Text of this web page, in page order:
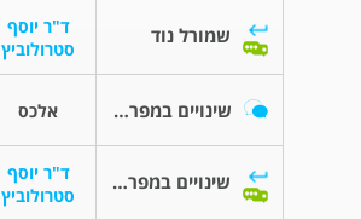
שמורל נוד
ד"ר יוסף
סטרולוביץ
שינויים במפרק AC אלכס
שינויים במפרק AC
ד"ר יוסף
סטרולוביץ